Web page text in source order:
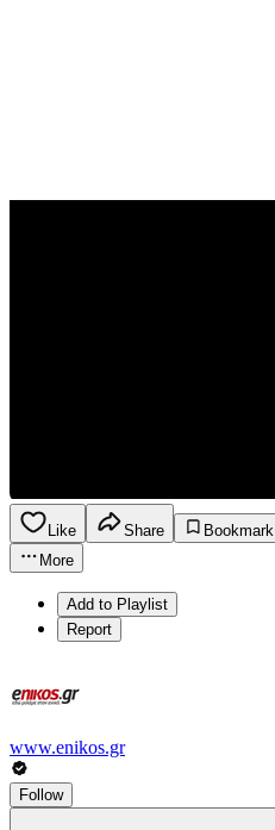
Like Share
Bookmark
More
Add to Playlist
Report
www.enikos.gr
Follow